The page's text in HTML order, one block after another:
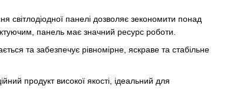
панелі дозволяє зекономити понад
панель має значний ресурс роботи.
та забезпечує рівномірне, яскраве та стабільне
продукт високої якості, ідеальний для